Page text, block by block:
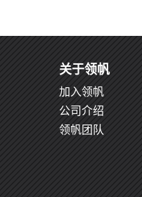
关于领帆
加入领帆
公司介绍
领帆团队